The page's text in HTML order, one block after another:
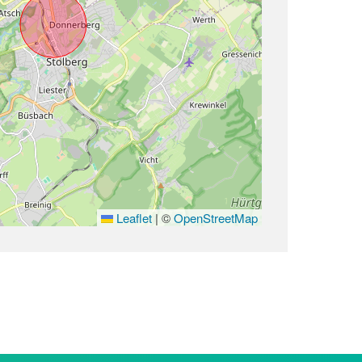
Leaflet | ©OpenStreetMap